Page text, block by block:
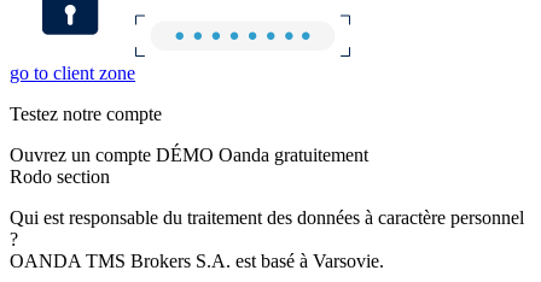
go to client zone
Testez notre compte
Ouvrez un compte DÉMO Oanda gratuitement
Rodo section
Qui est responsable du traitement des données à caractère personnel
?
OANDA TMS Brokers S.A. est basé à Varsovie.